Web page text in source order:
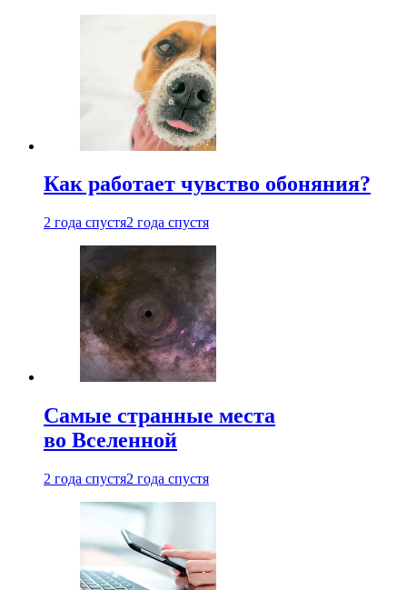
Как работает чувство обоняния?
2 года спустя2 года спустя
Самые странные места
во Вселенной
2 года спустя2 года спустя